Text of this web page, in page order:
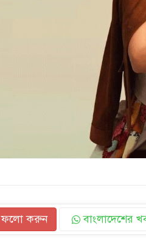
ফলো করুন বাংলাদেশের